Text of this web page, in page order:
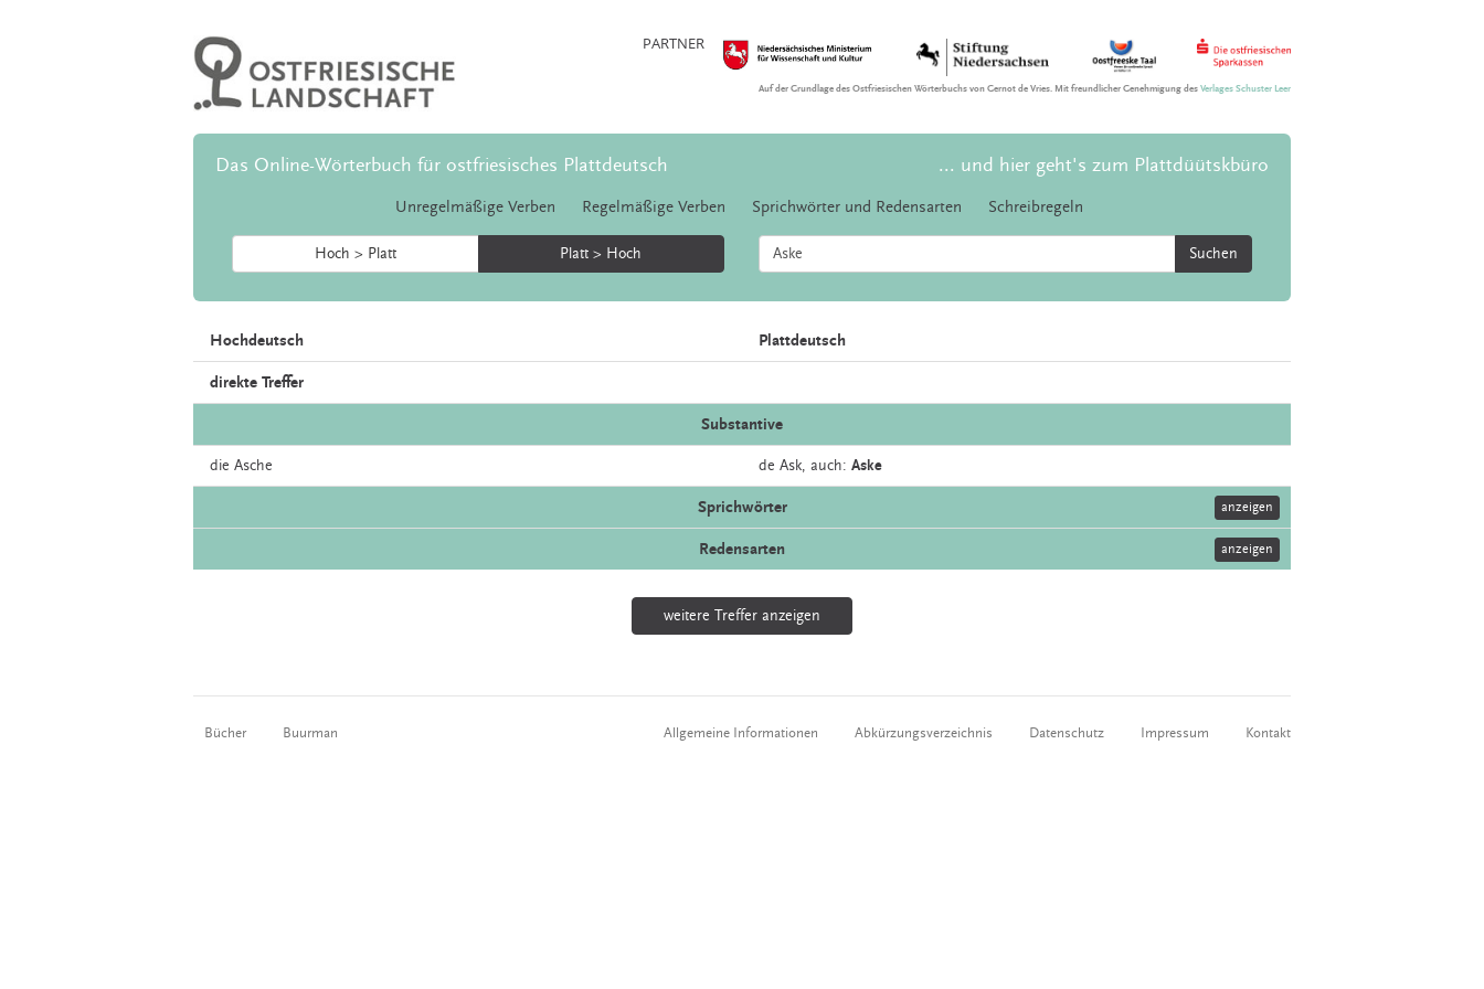
PARTNER
Auf der Grundlage des Ostfriesischen Wörterbuchs von Gernot de Vries. Mit freundlicher Genehmigung desVerlages Schuster Leer
Das Online-Wörterbuch für ostfriesisches Plattdeutsch ... und hier geht's zum Plattdüütskbüro
Unregelmäßige Verben Regelmäßige Verben Sprichwörter und Redensarten Schreibregeln
Hoch > Platt Platt > Hoch Suchen
Hochdeutsch Plattdeutsch
direkte Treffer
Substantive
die Asche de Ask, auch: Aske
Sprichwörter anzeigen
Redensarten anzeigen
weitere Treffer anzeigen
Bücher Buurman Allgemeine Informationen Abkürzungsverzeichnis Datenschutz Impressum Kontakt